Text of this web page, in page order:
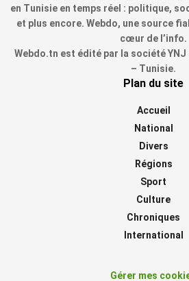
en Tunisie en temps réel : politique,
et plus encore. Webdo, une source
cœur de l’info.
Webdo.tn est édité par la société YNJ
– Tunisie.
Plan du site
Accueil
National
Divers
Régions
Sport
Culture
Chroniques
International
Gérer mes